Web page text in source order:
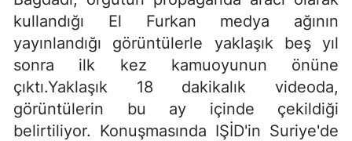
kullandığı El Furkan medya ağının
yayınlandığı görüntülerle yaklaşık beş yıl
sonra ilk kez kamuoyunun önüne
çıktı.Yaklaşık 18 dakikalık videoda,
görüntülerin bu ay içinde çekildiği
belirtiliyor. Konuşmasında IŞİD'in Suriye'de